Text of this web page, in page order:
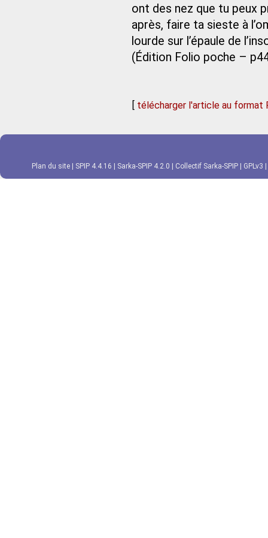
ont des nez que tu peux
après, faire ta sieste à
lourde sur l’épaule de
(Édition Folio poche –
[ télécharger l'article au format
Plan du site SPIP 4.4.16 Sarka-SPIP 4.2.0 Collectif Sarka-SPIP GPLv3